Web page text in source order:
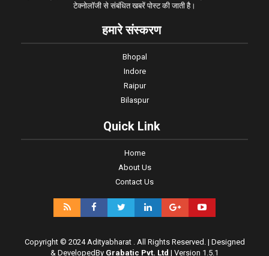
टेक्नोलॉजी से संबंधित खबरें पोस्ट की जाती है।
हमारे संस्करण
Bhopal
Indore
Raipur
Bilaspur
Quick Link
Home
About Us
Contact Us
Copyright © 2024 Adityabharat . All Rights Reserved. | Designed
& DevelopedBy Grabatic Pvt. Ltd | Version 1.5.1